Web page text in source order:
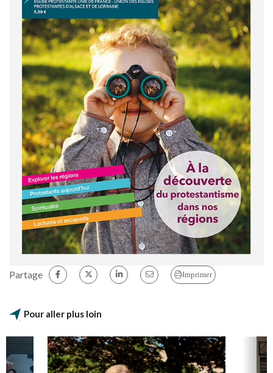
Partage Imprimer
Pour aller plus loin